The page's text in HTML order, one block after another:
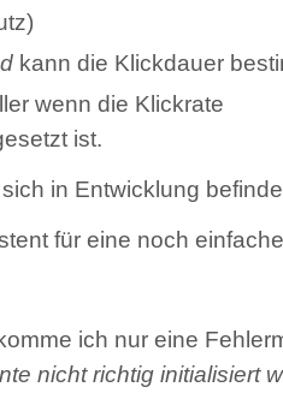
kann die Klickdauer
wenn die Klickrate
ist.
in Entwicklung
für eine noch
ich nur eine
nicht richtig initialisiert